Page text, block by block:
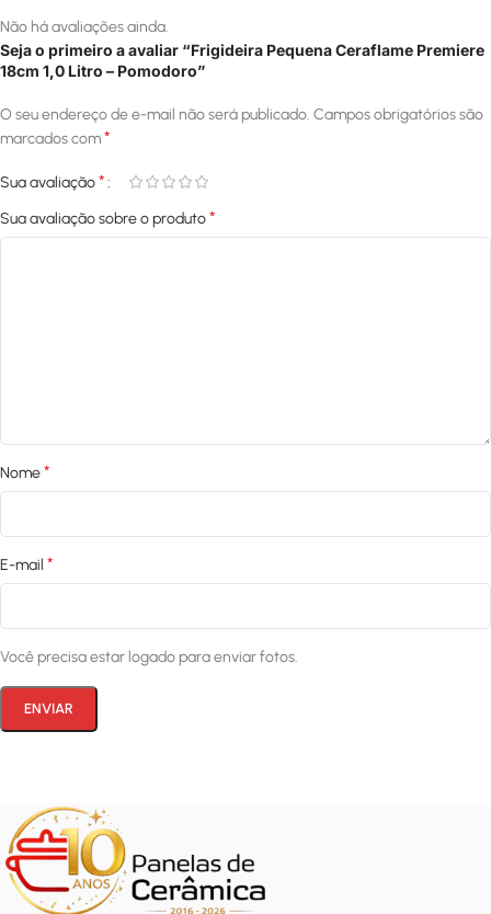
Não há avaliações ainda.
Seja o primeiro a avaliar “Frigideira Pequena Ceraflame Premiere
18cm 1,0 Litro – Pomodoro”
O seu endereço de e-mail não será publicado. Campos obrigatórios são
marcados com*
Sua avaliação*
Sua avaliação sobre o produto*
Nome*
E-mail *
Você precisa estar logado para enviar fotos.